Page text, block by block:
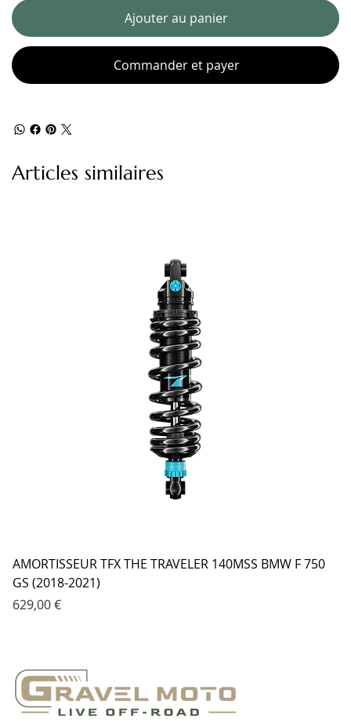
Ajouter au panier
Commander et payer
Articles similaires
AMORTISSEUR TFX THE TRAVELER 140MSS BMW F 750
GS (2018-2021)
Prix
629,00 €